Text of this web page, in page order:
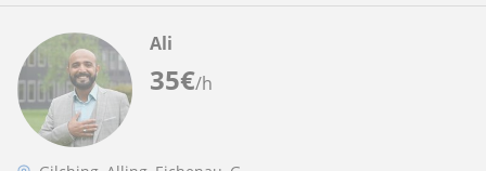
35€/h
Ali